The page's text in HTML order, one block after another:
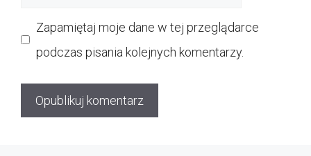
Zapamiętaj moje dane w tej przeglądarce
podczas pisania kolejnych komentarzy.